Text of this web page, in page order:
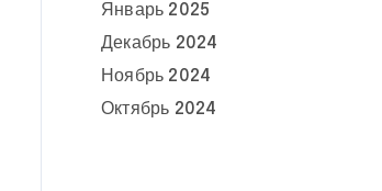
Январь 2025
Декабрь 2024
Ноябрь 2024
Октябрь 2024